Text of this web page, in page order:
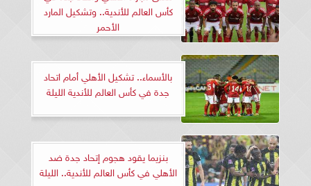
كأس العالم للأندية.. وتشكيل المارد
الأحمر
بالأسماء.. تشكيل الأهلي أمام اتحاد
جدة في كأس العالم للأندية الليلة
بنزيما يقود هجوم إتحاد جدة ضد
الأهلي في كأس العالم للأندية.. الليلة